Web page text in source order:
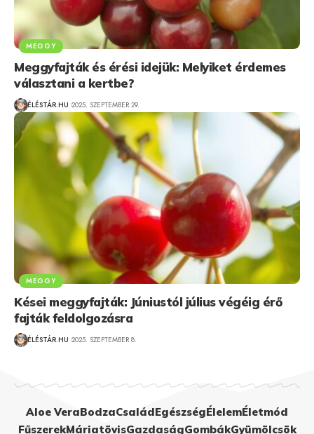
MEGGY
Meggyfajták és érési idejük: Melyiket érdemes
választani a kertbe?
ÉLÉSTÁR.HU 2025. SZEPTEMBER 29.
MEGGY
Kései meggyfajták: Júniustól július végéig érő
fajták feldolgozásra
ÉLÉSTÁR.HU 2025. SZEPTEMBER 8.
Aloe VeraBodzaCsaládEgészségÉlelemÉletmód
FűszerekMáriatövisGazdaságGombákGyümölcsök